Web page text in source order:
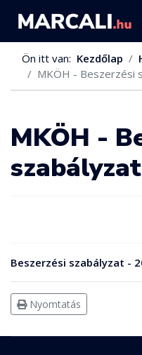
Ön itt van: Kezdőlap
MKÖH - Beszerzési
MKÖH -
szabályzat
Beszerzési szabályzat -
Nyomtatás